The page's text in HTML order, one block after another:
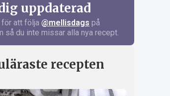
uppdaterad
för att följa @mellisdags på
så du inte missar alla nya recept.
recepten